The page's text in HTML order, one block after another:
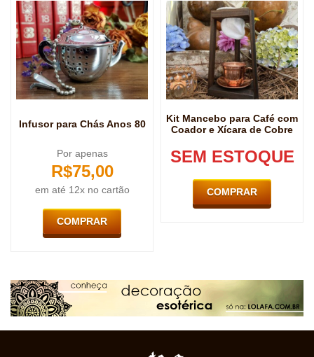
Infusor para Chás Anos 80
Por apenas
R$75,00
em até 12x no cartão
COMPRAR
Kit Mancebo para Café com
Coador e Xícara de Cobre
SEM ESTOQUE
COMPRAR